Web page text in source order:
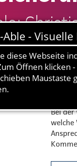
Bei der
welche